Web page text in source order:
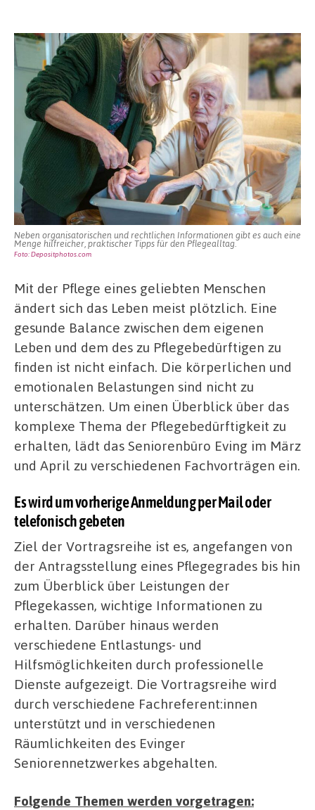
im
März
und
April
informative
Vortragsreihe
für
Pflegende
an
Neben organisatorischen und rechtlichen Informationen gibt es auch eine
Menge hilfreicher, praktischer Tipps für den Pflegealltag.
Foto: Depositphotos.com
Mit der Pflege eines geliebten Menschen
ändert sich das Leben meist plötzlich. Eine
gesunde Balance zwischen dem eigenen
Leben und dem des zu Pflegebedürftigen zu
finden ist nicht einfach. Die körperlichen und
emotionalen Belastungen sind nicht zu
unterschätzen. Um einen Überblick über das
komplexe Thema der Pflegebedürftigkeit zu
erhalten, lädt das Seniorenbüro Eving im März
und April zu verschiedenen Fachvorträgen ein.
Es wird um vorherige Anmeldung per Mail oder
telefonisch gebeten
Ziel der Vortragsreihe ist es, angefangen von
der Antragsstellung eines Pflegegrades bis hin
zum Überblick über Leistungen der
Pflegekassen, wichtige Informationen zu
erhalten. Darüber hinaus werden
verschiedene Entlastungs- und
Hilfsmöglichkeiten durch professionelle
Dienste aufgezeigt. Die Vortragsreihe wird
durch verschiedene Fachreferent:innen
unterstützt und in verschiedenen
Räumlichkeiten des Evinger
Seniorennetzwerkes abgehalten.
Folgende Themen werden vorgetragen: